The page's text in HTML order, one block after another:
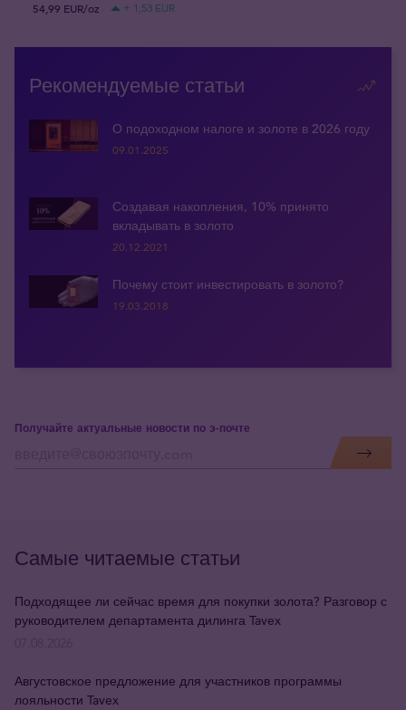
54,99 EUR/oz
+ 1,53 EUR
Рекомендуемые статьи
О подоходном налоге и золоте в 2026 году
09.01.2025
Создавая накопления, 10% принято
вкладывать в золото
20.12.2021
Почему стоит инвестировать в золото?
19.03.2018
Получайте актуальные новости по э-почте
Самые читаемые статьи
Подходящее ли сейчас время для покупки золота? Разговор с
руководителем департамента дилинга Tavex
Августовское предложение для участников программы
лояльности Tavex